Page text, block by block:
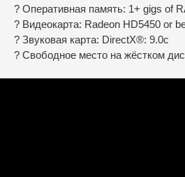
? Оперативная память: 1+ gigs of
? Видеокарта: Radeon HD5450 or
? Звуковая карта: DirectX®: 9.0c
? Свободное место на жёстком